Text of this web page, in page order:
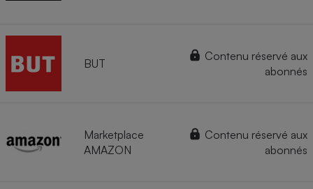
BUT
Contenu réservé aux
abonnés
Marketplace
AMAZON
Contenu réservé aux
abonnés